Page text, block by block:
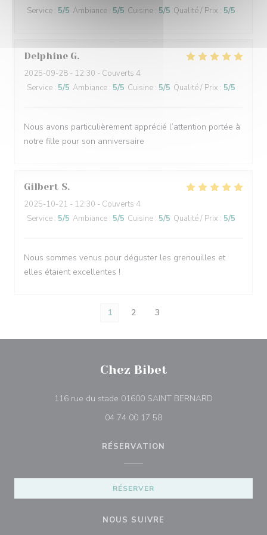
Service : 5/5 Ambiance : 5/5 Cuisine : 5/5 Qualité / Prix : 5/5
Delphine G
2025-09-28 - 12:30 - Couverts 4
Service : 5/5 Ambiance : 5/5 Cuisine : 5/5 Qualité / Prix : 5/5
Nous avons particulièrement apprécié l’attention portée à
notre fille pour son anniversaire
Gilbert S
2025-10-21 - 12:30 - Couverts 4
Service : 5/5 Ambiance : 5/5 Cuisine : 5/5 Qualité / Prix : 5/5
Nous sommes venus pour déguster les grenouilles et
elles étaient excellentes !
1 2 3
Chez Bibet
116 rue du stade 01600 SAINT BERNARD
04 74 00 17 58
RÉSERVATION
RÉSERVER
NOUS SUIVRE